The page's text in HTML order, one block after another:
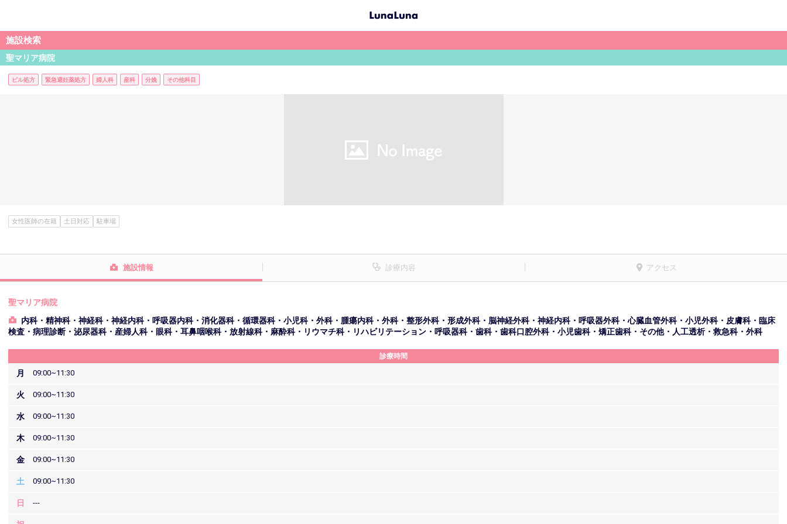
施設検索
聖マリア病院
ピル処方 緊急避妊薬処方 婦人科 産科 分娩 その他科目
女性医師の在籍 土日対応 駐車場
施設情報 診療内容 アクセス
聖マリア病院
内科・精神科・神経科・神経内科・呼吸器内科・消化器科・循環器科・小児科・外科・腫瘍内科・外科・整形外科・形成外科・脳神経外科・神経内科・呼吸器外科・心臓血管外科・小児外科・皮膚科・臨床
検査・病理診断・泌尿器科・産婦人科・眼科・耳鼻咽喉科・放射線科・麻酔科・リウマチ科・リハビリテーション・呼吸器科・歯科・歯科口腔外科・小児歯科・矯正歯科・その他・人工透析・救急科・外科
診療時間
月 09:00~11:30
火 09:00~11:30
水 09:00~11:30
木 09:00~11:30
金 09:00~11:30
土 09:00~11:30
日 ---